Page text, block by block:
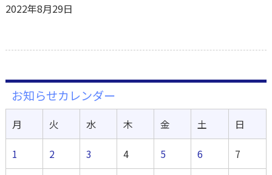
2022年8月29日
お知らせカレンダー
月 火 水 木 金 土 日
1 2 3 4 5 6 7